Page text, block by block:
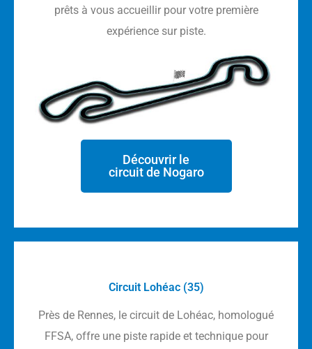
prêts à vous accueillir pour votre première
expérience sur piste.
Découvrir le
circuit de Nogaro
Circuit Lohéac (35)
Près de Rennes, le circuit de Lohéac, homologué
FFSA, offre une piste rapide et technique pour